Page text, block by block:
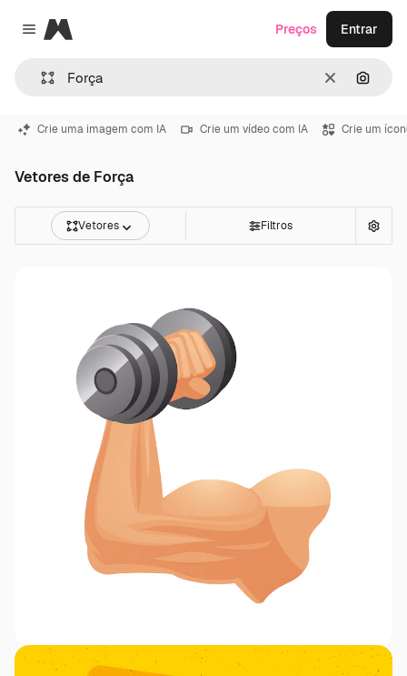
Close menu
Magnific
Limpar
Preços Entrar
Crie uma imagem com IA Crie um vídeo com IA Crie um
Vetores de Força
Vetores Filtros